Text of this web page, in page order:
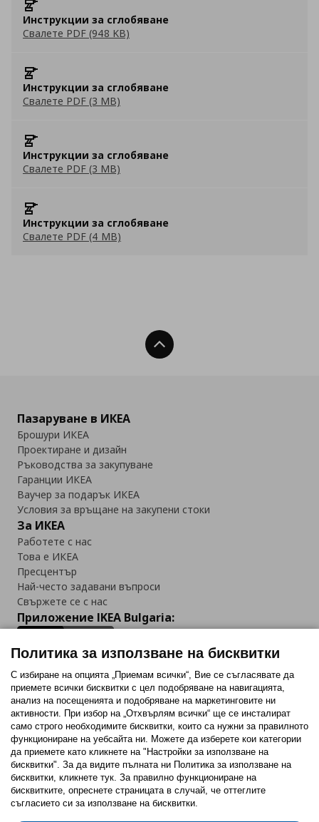
Инструкции за сглобяване
Свалете PDF (948 KB)
Инструкции за сглобяване
Свалете PDF (3 MB)
Инструкции за сглобяване
Свалете PDF (3 MB)
Инструкции за сглобяване
Свалете PDF (4 MB)
Нагоре
Пазаруване в ИКЕА
Брошури ИКЕА
Проектиране и дизайн
Ръководства за закупуване
Гаранции ИКЕА
Ваучер за подарък ИКЕА
Условия за връщане на закупени стоки
За ИКЕА
Работете с нас
Това е ИКЕА
Пресцентър
Най-често задавани въпроси
Свържете се с нас
Приложение IKEA Bulgaria:
Последвайте ни:
FacebookTwitterYoutubePinterestInstagram
Политика за използване на бисквитки (Cookies)
Политика за използване на бисквитки
С избиране на опцията „Приемам всички“, Вие се съгласявате да
приемете всички бисквитки с цел подобряване на навигацията,
анализ на посещенията и подобряване на маркетинговите ни
активности. При избор на „Отхвърлям всички“ ще се инсталират
само строго необходимитe бисквитки, които са нужни за правилното
функциониране на уебсайта ни. Можете да изберете кои категории
да приемете като кликнете на "Настройки за използване на
бисквитки". За да видите пълната ни Политика за използване на
бисквитки, кликнете тук. За правилно функциониране на
бисквитките, опреснете страницата в случай, че оттеглите
съгласието си за използване на бисквитки.